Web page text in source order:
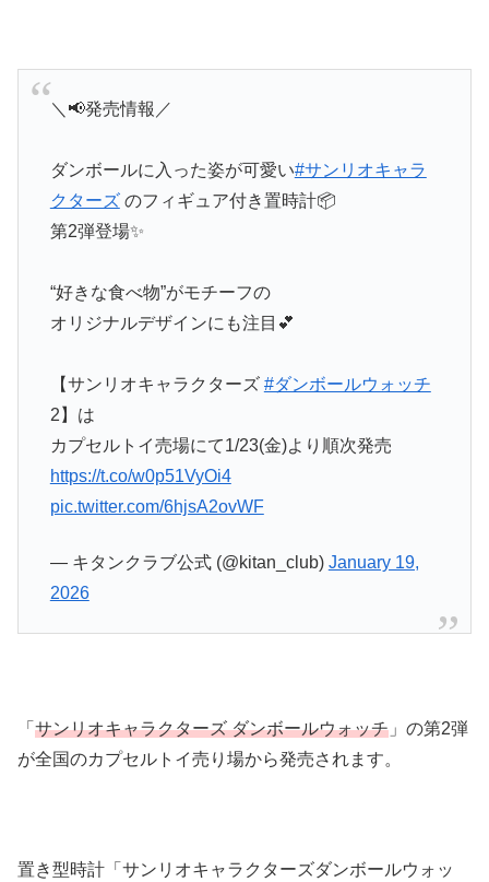
＼📢発売情報／
ダンボールに入った姿が可愛い#サンリオキャラ
クターズのフィギュア付き置時計📦
第2弾登場✨
“好きな食べ物”がモチーフの
オリジナルデザインにも注目💕
【サンリオキャラクターズ #ダンボールウォッチ
2】は
カプセルトイ売場にて1/23(金)より順次発売
https://t.co/w0p51VyOi4
pic.twitter.com/6hjsA2ovWF
— キタンクラブ公式 (@kitan_club) January 19,
2026
「 サンリオキャラクターズ ダンボールウォッチ 」の第2弾
が全国のカプセルトイ売り場から発売されます。
置き型時計「サンリオキャラクターズダンボールウォッ